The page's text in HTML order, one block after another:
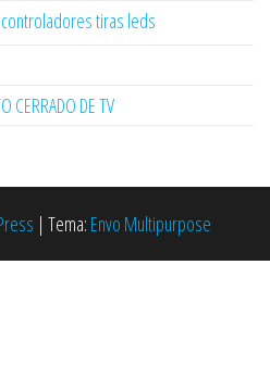
tiras leds
CERRADO DE TV
| Tema: Envo Multipurpose